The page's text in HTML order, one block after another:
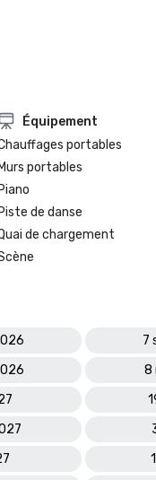
Équipement
portables
Murs portables
Piano
Piste de danse
de chargement
7
8